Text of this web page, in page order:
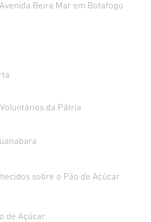
Beira Mar em Botafogo
da Pátria
sobre o Pão de Açúcar
de Açúcar